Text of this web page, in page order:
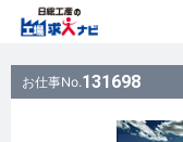
お仕事No.131698